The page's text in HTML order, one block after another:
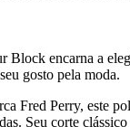
encarna a
gosto pela moda.
Fred Perry, este
Seu corte